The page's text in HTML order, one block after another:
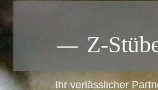
Z-
Ihr verlässlicher